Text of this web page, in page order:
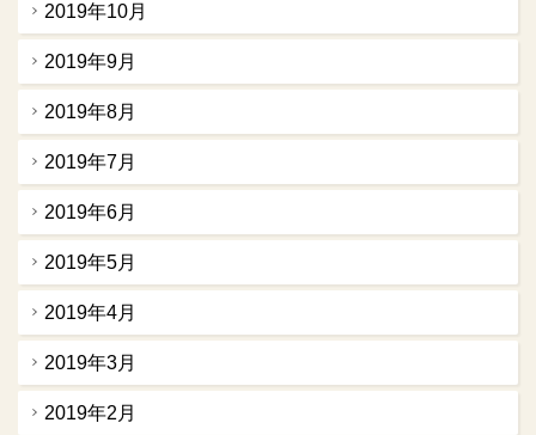
2019年10月
2019年9月
2019年8月
2019年7月
2019年6月
2019年5月
2019年4月
2019年3月
2019年2月